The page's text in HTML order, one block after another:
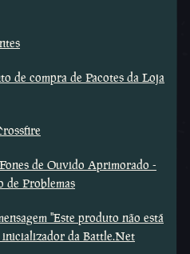
de compra de Pacotes da Loja
de Ouvido Aprimorado -
de Problemas
''Este produto não está
inicializador da Battle.Net